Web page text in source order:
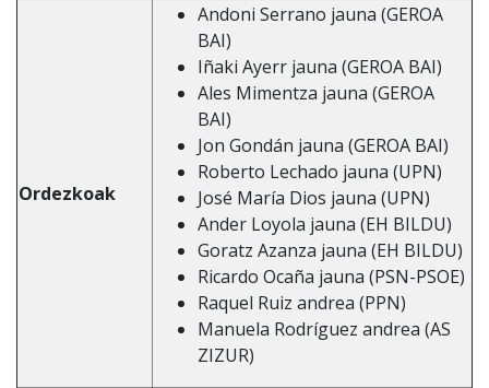
Ordezkoak
Andoni Serrano jauna (GEROA
BAI)
Iñaki Ayerr jauna (GEROA BAI)
Ales Mimentza jauna (GEROA
BAI)
Jon Gondán jauna (GEROA BAI)
Roberto Lechado jauna (UPN)
José María Dios jauna (UPN)
Ander Loyola jauna (EH BILDU)
Goratz Azanza jauna (EH BILDU)
Ricardo Ocaña jauna (PSN-PSOE)
Raquel Ruiz andrea (PPN)
Manuela Rodríguez andrea (AS
ZIZUR)